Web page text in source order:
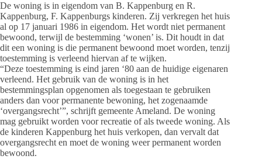
De woning is in eigendom van B. Kappenburg en R.
Kappenburg, F. Kappenburgs kinderen. Zij verkregen het huis
al op 17 januari 1986 in eigendom. Het wordt niet permanent
bewoond, terwijl de bestemming ‘wonen’ is. Dit houdt in dat
dit een woning is die permanent bewoond moet worden, tenzij
toestemming is verleend hiervan af te wijken.
“Deze toestemming is eind jaren ‘80 aan de huidige eigenaren
verleend. Het gebruik van de woning is in het
bestemmingsplan opgenomen als toegestaan te gebruiken
anders dan voor permanente bewoning, het zogenaamde
‘overgangsrecht’”, schrijft gemeente Ameland. De woning
mag gebruikt worden voor recreatie of als tweede woning. Als
de kinderen Kappenburg het huis verkopen, dan vervalt dat
overgangsrecht en moet de woning weer permanent worden
bewoond.